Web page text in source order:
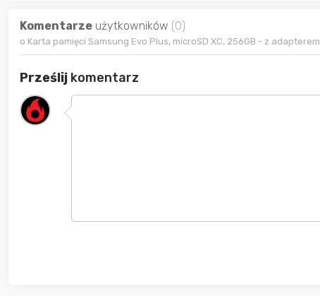
Komentarze użytkowników (0)
o Karta pamięci Samsung Evo Plus, microSD XC, 256GB - z adapterem
Prześlij komentarz